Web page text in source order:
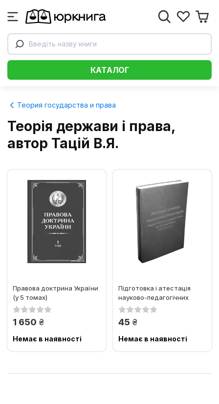
Введіть назву книги
КАТАЛОГ
Теория государства и права
Теорія держави і права,
автор Тацій В.Я.
Правова доктрина України
(у 5 томах)
1 650 грн.
Немає в наявності
Підготовка і атестація
науково-педагогічних
кадрів у Національній...
45 грн.
Немає в наявності